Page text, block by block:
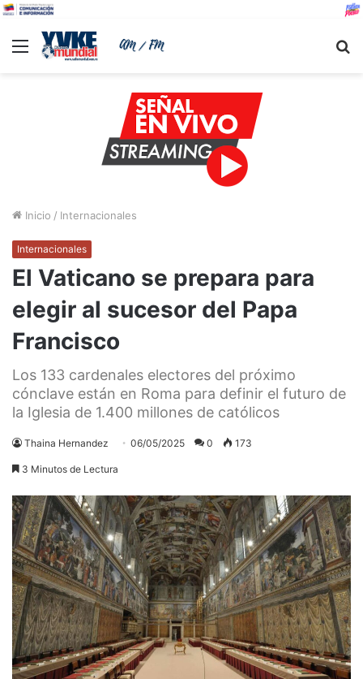
Menu
Inicio / Internacionales
Internacionales
El Vaticano se prepara para
elegir al sucesor del Papa
Francisco
Los 133 cardenales electores del próximo
cónclave están en Roma para definir el futuro de
la Iglesia de 1.400 millones de católicos
Thaina Hernandez 06/05/2025 0 173
3 Minutos de Lectura